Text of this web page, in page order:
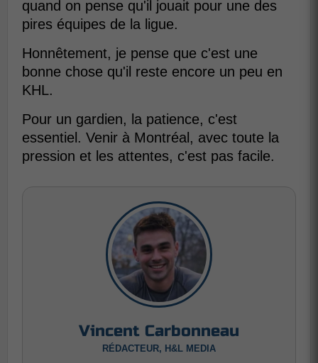
quand on pense qu'il jouait pour une des
pires équipes de la ligue.
Honnêtement, je pense que c'est une
bonne chose qu'il reste encore un peu en
KHL.
Pour un gardien, la patience, c'est
essentiel. Venir à Montréal, avec toute la
pression et les attentes, c'est pas facile.
Vincent Carbonneau
RÉDACTEUR, H&L MEDIA